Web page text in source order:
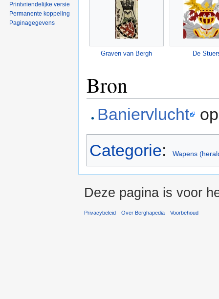
Graven van Bergh De
Bron
Baniervlucht
Categorie: Wapens
Printvriendelijke versie
Permanente koppeling
Paginagegevens
Deze pagina is voor
Privacybeleid Over Berghapedia Voorbehoud